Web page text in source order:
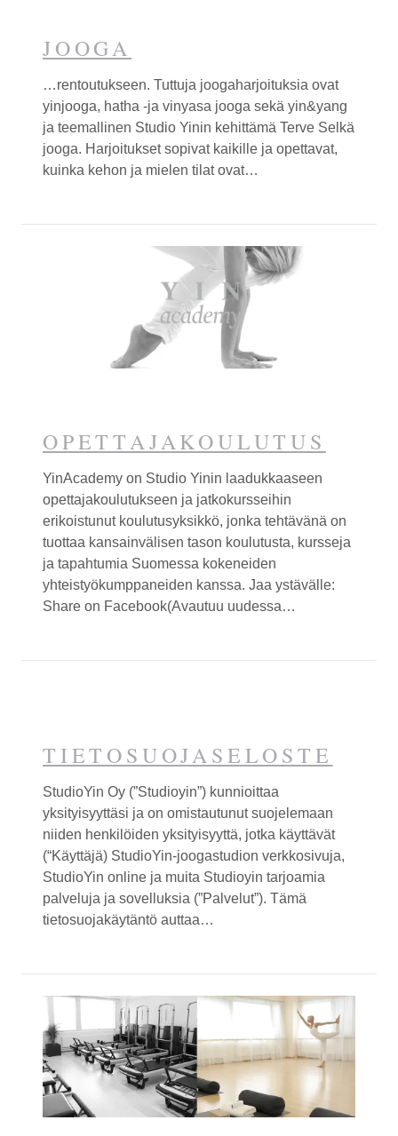
JOOGA
…rentoutukseen. Tuttuja joogaharjoituksia ovat
yinjooga, hatha -ja vinyasa jooga sekä yin&yang
ja teemallinen Studio Yinin kehittämä Terve Selkä
jooga. Harjoitukset sopivat kaikille ja opettavat,
kuinka kehon ja mielen tilat ovat…
OPETTAJA­KOULUTUS
YinAcademy on Studio Yinin laadukkaaseen
opettajakoulutukseen ja jatkokursseihin
erikoistunut koulutusyksikkö, jonka tehtävänä on
tuottaa kansainvälisen tason koulutusta, kursseja
ja tapahtumia Suomessa kokeneiden
yhteistyökumppaneiden kanssa. Jaa ystävälle:
Share on Facebook(Avautuu uudessa…
TIETOSUOJASELOSTE
StudioYin Oy (”Studioyin”) kunnioittaa
yksityisyyttäsi ja on omistautunut suojelemaan
niiden henkilöiden yksityisyyttä, jotka käyttävät
(“Käyttäjä) StudioYin-joogastudion verkkosivuja,
StudioYin online ja muita Studioyin tarjoamia
palveluja ja sovelluksia (”Palvelut”). Tämä
tietosuojakäytäntö auttaa…